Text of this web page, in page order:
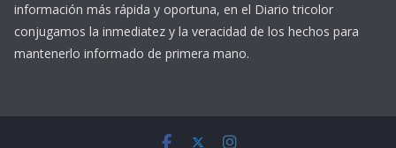
información más rápida y oportuna, en el Diario tricolor
conjugamos la inmediatez y la veracidad de los hechos para
mantenerlo informado de primera mano.